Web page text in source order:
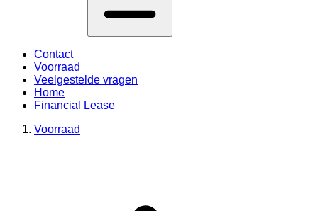
Contact
Voorraad
Veelgestelde vragen
Home
Financial Lease
Voorraad